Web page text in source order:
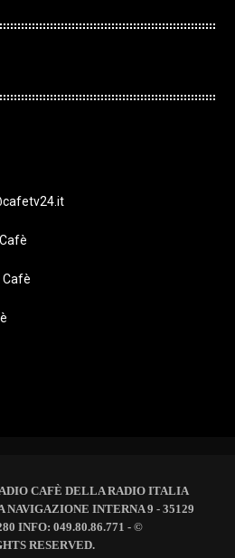
Cafè
CAFÈ DELLA RADIO ITALIA
NAVIGAZIONE INTERNA 9 - 35129
INFO: 049.80.86.771 - ©
RESERVED.